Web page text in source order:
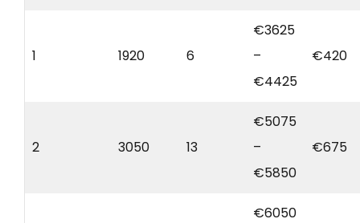
1 1920 6
€3625
–
€4425
€420
2 3050 13
€5075
–
€5850
€675
€6050